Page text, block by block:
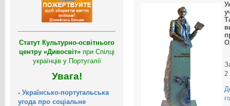
Статут Культурно-освітнього
центру «Дивосвіт» при Спілці
українців у Португалії
Увага!
- Українсько-португальська
угода про соціальне
2